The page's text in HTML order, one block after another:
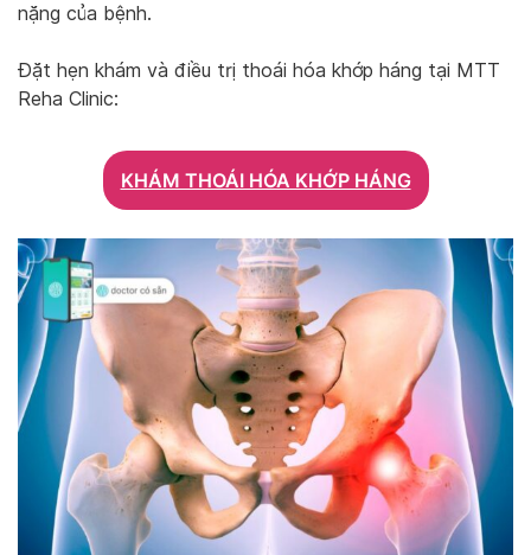
nặng của bệnh.
Đặt hẹn khám và điều trị thoái hóa khớp háng tại MTT
Reha Clinic:
KHÁM THOÁI HÓA KHỚP HÁNG